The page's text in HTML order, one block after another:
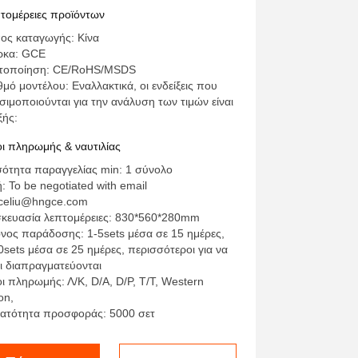
εκτός δικτύου ESS
προϊόντων
καταγωγής: Κίνα
GCE
CE/RoHS/MSDS
μοντέλου: Εναλλακτικά, οι ενδείξεις που
για την ανάλυση των τιμών είναι
πληρωμής & ναυτιλίας
παραγγελίας min: 1 σύνολο
To be negotiated with email
λεπτομέρειες: 830*560*280mm
παράδοσης: 1-5sets μέσα σε 15 ημέρες,
μέσα σε 25 ημέρες, περισσότεροι για να
διαπραγματεύονται
πληρωμής: Λ/Κ, D/A, D/P, T/T, Western
προσφοράς: 5000 σετ